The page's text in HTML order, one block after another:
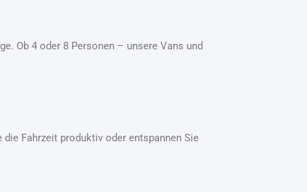
Ob 4 oder 8 Personen – unsere Vans und
die Fahrzeit produktiv oder entspannen Sie